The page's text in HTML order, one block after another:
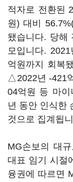
적자로 전환된
원) 대비
됐습니다. 당해
모입니다.
억원까지 회복
△2022년 -421
04억원 등 마이
년 동안 인식한
것으로 집계됩
MG손보의 대
대표 임기 시절
융권에 따르면